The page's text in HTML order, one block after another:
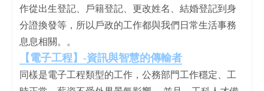
作從出生登記、戶籍登記、更改姓名、結婚登記到身
分證換發等，所以戶政的工作都與我們日常生活事務
息息相關。。
【電子工程】-資訊與智慧的傳輸者
同樣是電子工程類型的工作，公務部門工作穩定、工